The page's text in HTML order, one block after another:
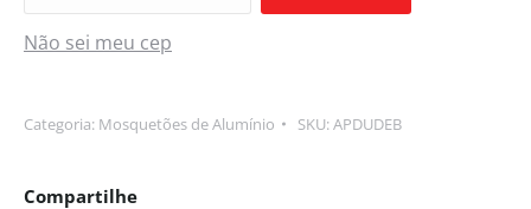
Não sei meu cep
Categoria: Mosquetões de Alumínio SKU:APDUDEB
Compartilhe